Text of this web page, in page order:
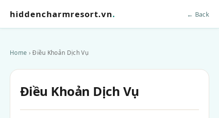
hiddencharmresort.vn. ← Back
Home › Điều Khoản Dịch Vụ
Điều Khoản Dịch Vụ